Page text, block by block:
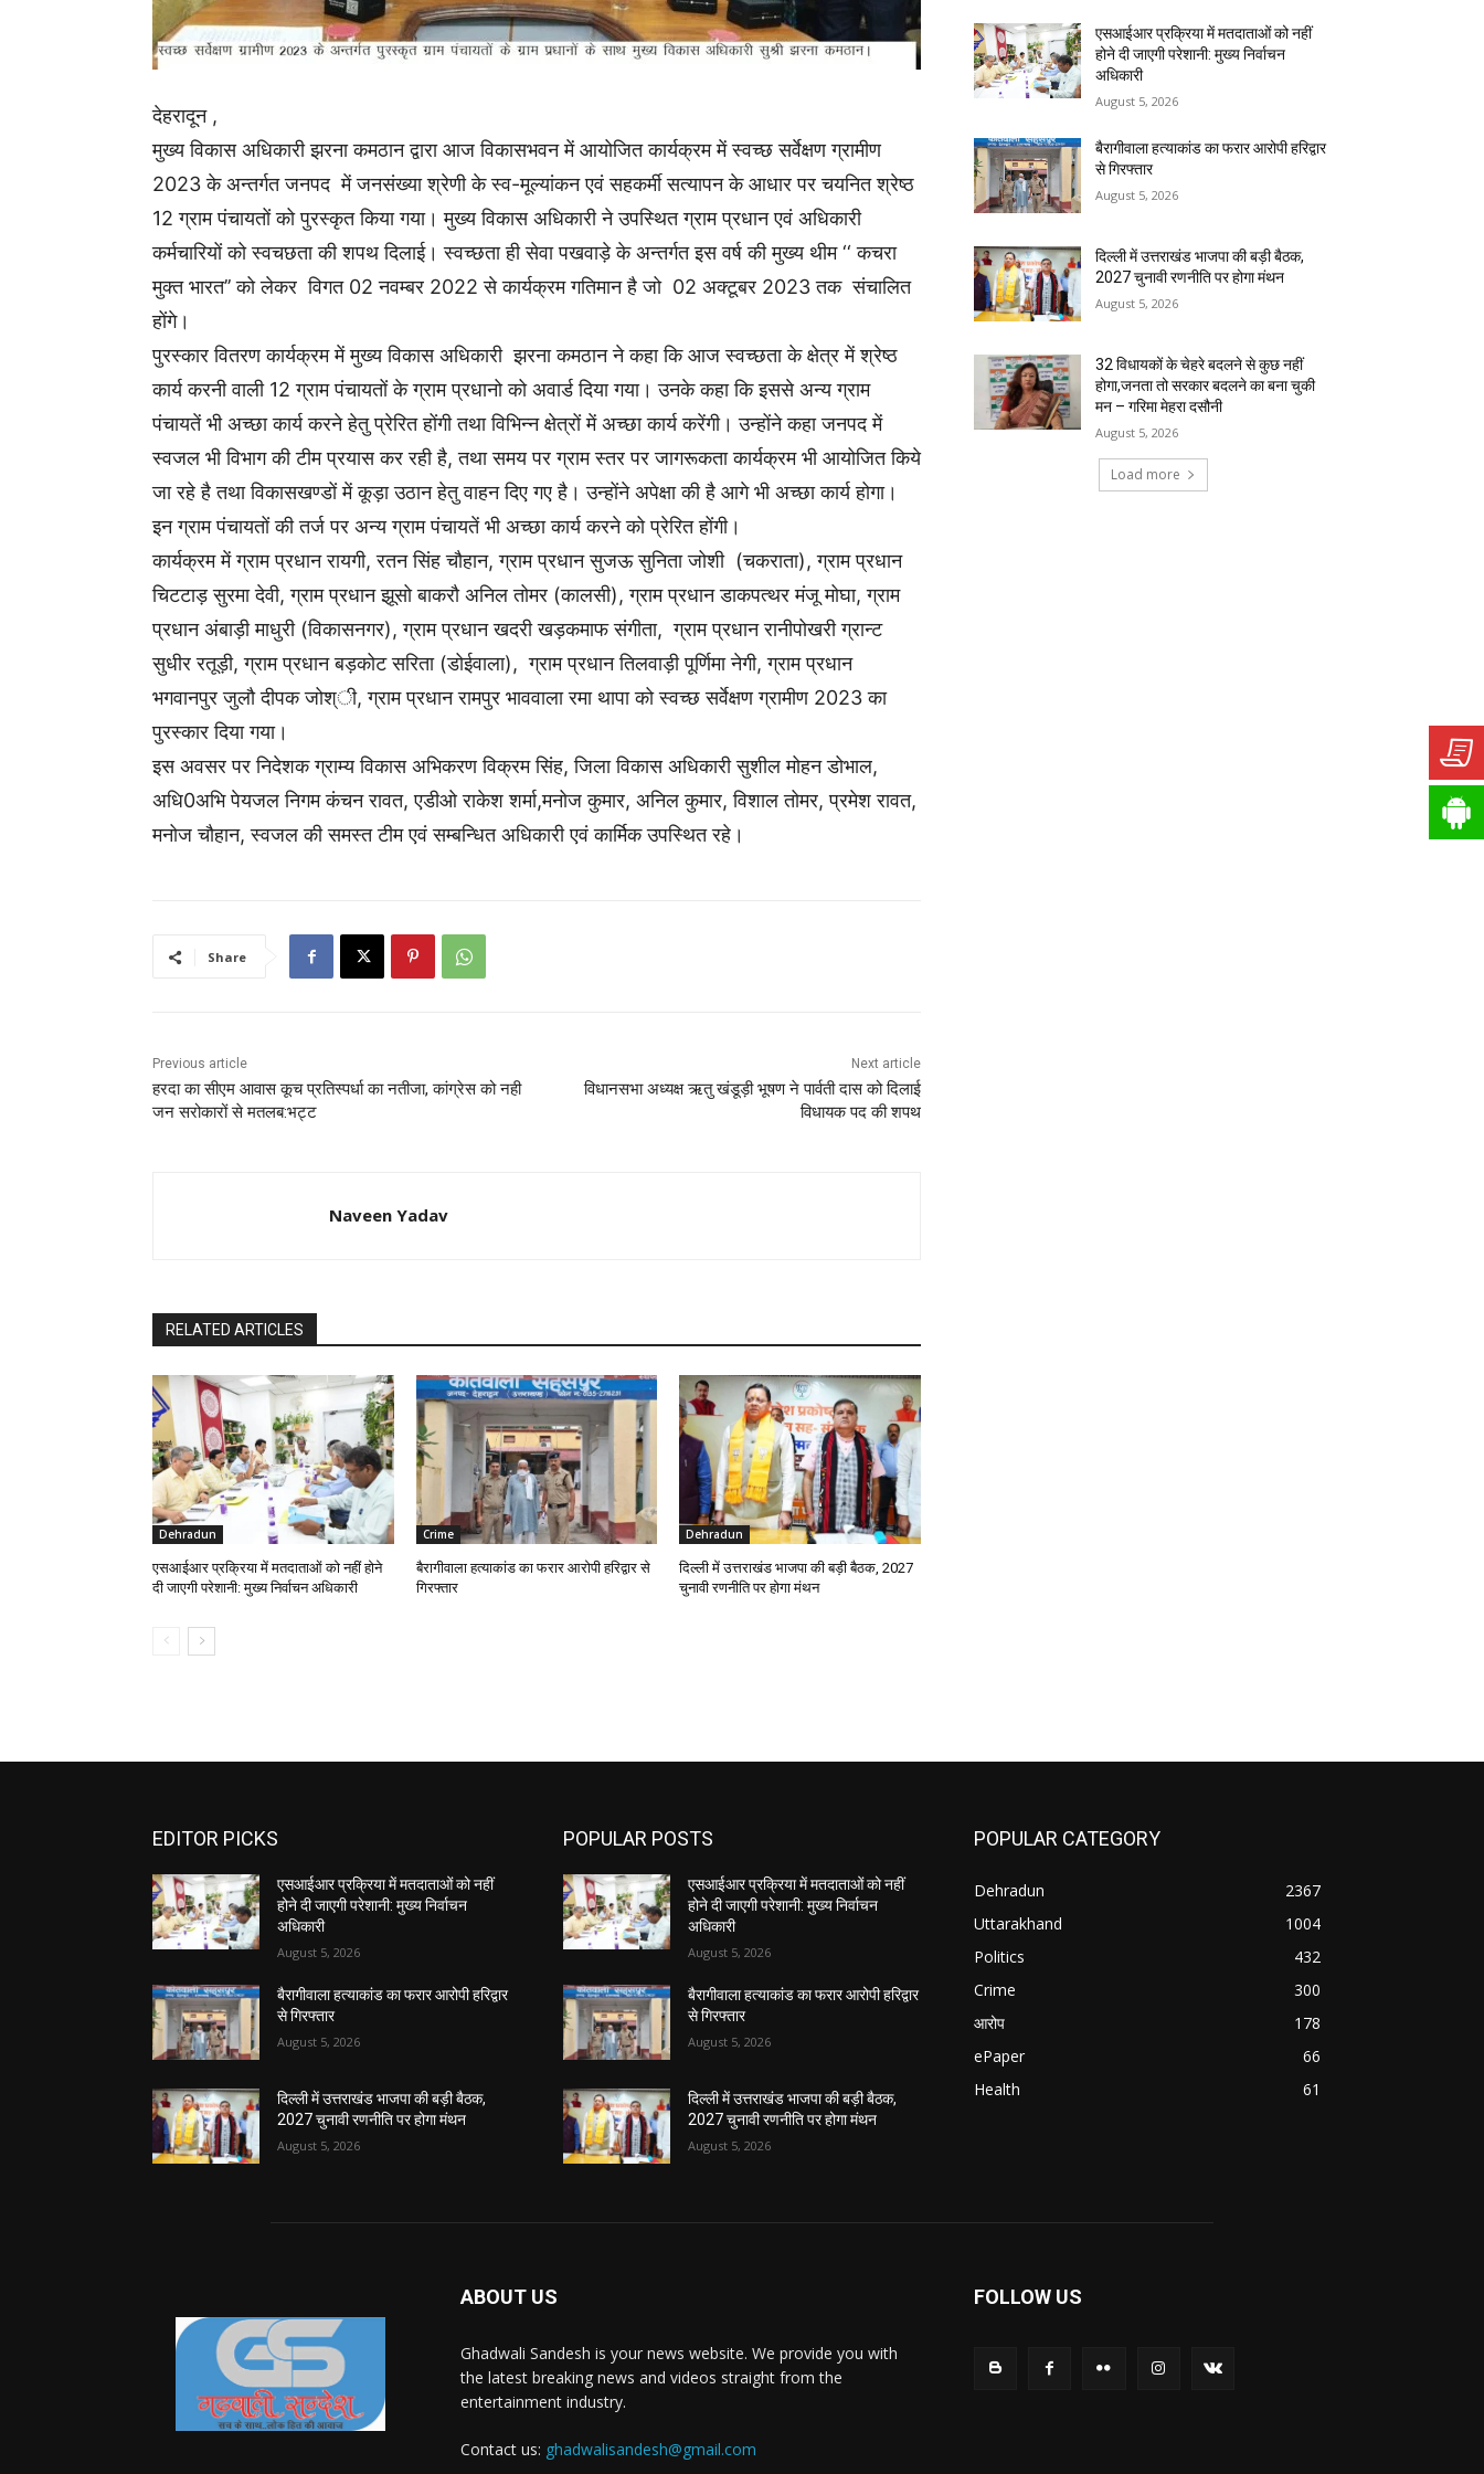
देहरादून ,
मुख्य विकास अधिकारी झरना कमठान द्वारा आज विकासभवन में आयोजित कार्यक्रम में स्वच्छ सर्वेक्षण ग्रामीण
2023 के अन्तर्गत जनपद में जनसंख्या श्रेणी के स्व-मूल्यांकन एवं सहकर्मी सत्यापन के आधार पर चयनित श्रेष्ठ
12 ग्राम पंचायतों को पुरस्कृत किया गया। मुख्य विकास अधिकारी ने उपस्थित ग्राम प्रधान एवं अधिकारी
कर्मचारियों को स्वचछता की शपथ दिलाई। स्वच्छता ही सेवा पखवाड़े के अन्तर्गत इस वर्ष की मुख्य थीम ‘‘ कचरा
मुक्त भारत’’ को लेकर विगत 02 नवम्बर 2022 से कार्यक्रम गतिमान है जो 02 अक्टूबर 2023 तक संचालित
होंगे।
पुरस्कार वितरण कार्यक्रम में मुख्य विकास अधिकारी झरना कमठान ने कहा कि आज स्वच्छता के क्षेत्र में श्रेष्ठ
कार्य करनी वाली 12 ग्राम पंचायतों के ग्राम प्रधानो को अवार्ड दिया गया। उनके कहा कि इससे अन्य ग्राम
पंचायतें भी अच्छा कार्य करने हेतु प्रेरित होंगी तथा विभिन्न क्षेत्रों में अच्छा कार्य करेंगी। उन्होंने कहा जनपद में
स्वजल भी विभाग की टीम प्रयास कर रही है, तथा समय पर ग्राम स्तर पर जागरूकता कार्यक्रम भी आयोजित किये
जा रहे है तथा विकासखण्डों में कूड़ा उठान हेतु वाहन दिए गए है। उन्होंने अपेक्षा की है आगे भी अच्छा कार्य होगा।
इन ग्राम पंचायतों की तर्ज पर अन्य ग्राम पंचायतें भी अच्छा कार्य करने को प्रेरित होंगी।
कार्यक्रम में ग्राम प्रधान रायगी, रतन सिंह चौहान, ग्राम प्रधान सुजऊ सुनिता जोशी (चकराता), ग्राम प्रधान
चिटटाड़ सुरमा देवी, ग्राम प्रधान झूसो बाकरौ अनिल तोमर (कालसी), ग्राम प्रधान डाकपत्थर मंजू मोघा, ग्राम
प्रधान अंबाड़ी माधुरी (विकासनगर), ग्राम प्रधान खदरी खड़कमाफ संगीता, ग्राम प्रधान रानीपोखरी ग्रान्ट
सुधीर रतूड़ी, ग्राम प्रधान बड़कोट सरिता (डोईवाला), ग्राम प्रधान तिलवाड़ी पूर्णिमा नेगी, ग्राम प्रधान
भगवानपुर जुलौ दीपक जोश्ी, ग्राम प्रधान रामपुर भाववाला रमा थापा को स्वच्छ सर्वेक्षण ग्रामीण 2023 का
पुरस्कार दिया गया।
इस अवसर पर निदेशक ग्राम्य विकास अभिकरण विक्रम सिंह, जिला विकास अधिकारी सुशील मोहन डोभाल,
अधि0अभि पेयजल निगम कंचन रावत, एडीओ राकेश शर्मा,मनोज कुमार, अनिल कुमार, विशाल तोमर, प्रमेश रावत,
मनोज चौहान, स्वजल की समस्त टीम एवं सम्बन्धित अधिकारी एवं कार्मिक उपस्थित रहे।
Share
Previous article
हरदा का सीएम आवास कूच प्रतिस्पर्धा का नतीजा, कांग्रेस को नही
जन सरोकारों से मतलब:भट्ट
Next article
विधानसभा अध्यक्ष ऋतु खंडूड़ी भूषण ने पार्वती दास को दिलाई
विधायक पद की शपथ
Naveen Yadav
RELATED ARTICLES
Dehradun
एसआईआर प्रक्रिया में मतदाताओं को नहीं होने
दी जाएगी परेशानी: मुख्य निर्वाचन अधिकारी
Crime
बैरागीवाला हत्याकांड का फरार आरोपी हरिद्वार से
गिरफ्तार
Dehradun
दिल्ली में उत्तराखंड भाजपा की बड़ी बैठक, 2027
चुनावी रणनीति पर होगा मंथन
एसआईआर प्रक्रिया में मतदाताओं को नहीं
होने दी जाएगी परेशानी: मुख्य निर्वाचन
अधिकारी
August 5, 2026
बैरागीवाला हत्याकांड का फरार आरोपी हरिद्वार
से गिरफ्तार
August 5, 2026
दिल्ली में उत्तराखंड भाजपा की बड़ी बैठक,
2027 चुनावी रणनीति पर होगा मंथन
August 5, 2026
32 विधायकों के चेहरे बदलने से कुछ नहीं
होगा,जनता तो सरकार बदलने का बना चुकी
मन – गरिमा मेहरा दसौनी
August 5, 2026
Load more
EDITOR PICKS
एसआईआर प्रक्रिया में मतदाताओं को नहीं
होने दी जाएगी परेशानी: मुख्य निर्वाचन
अधिकारी
August 5, 2026
बैरागीवाला हत्याकांड का फरार आरोपी हरिद्वार
से गिरफ्तार
August 5, 2026
दिल्ली में उत्तराखंड भाजपा की बड़ी बैठक,
2027 चुनावी रणनीति पर होगा मंथन
August 5, 2026
POPULAR POSTS
एसआईआर प्रक्रिया में मतदाताओं को नहीं
होने दी जाएगी परेशानी: मुख्य निर्वाचन
अधिकारी
August 5, 2026
बैरागीवाला हत्याकांड का फरार आरोपी हरिद्वार
से गिरफ्तार
August 5, 2026
दिल्ली में उत्तराखंड भाजपा की बड़ी बैठक,
2027 चुनावी रणनीति पर होगा मंथन
August 5, 2026
POPULAR CATEGORY
Dehradun
2367
Uttarakhand
1004
Politics
432
Crime
300
आरोप
178
ePaper
66
Health
61
ABOUT US
Ghadwali Sandesh is your news website. We provide you with
the latest breaking news and videos straight from the
entertainment industry.
Contact us: ghadwalisandesh@gmail.com
FOLLOW US